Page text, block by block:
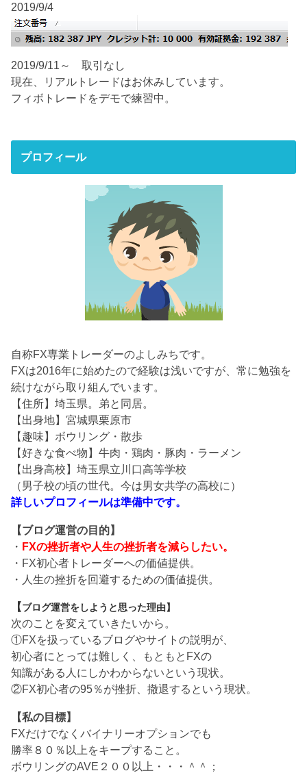
2019/9/4
2019/9/11～ 取引なし
現在、リアルトレードはお休みしています。
フィボトレードをデモで練習中。
プロフィール
自称FX専業トレーダーのよしみちです。
FXは2016年に始めたので経験は浅いですが、常に勉強を
続けながら取り組んでいます。
【住所】埼玉県。弟と同居。
【出身地】宮城県栗原市
【趣味】ボウリング・散歩
【好きな食べ物】牛肉・鶏肉・豚肉・ラーメン
【出身高校】埼玉県立川口高等学校
（男子校の頃の世代。今は男女共学の高校に）
詳しいプロフィールは準備中です。
【ブログ運営の目的】
・ FXの挫折者や人生の挫折者を減らしたい。
・FX初心者トレーダーへの価値提供。
・人生の挫折を回避するための価値提供。
【ブログ運営をしようと思った理由】
次のことを変えていきたいから。
①FXを扱っているブログやサイトの説明が、
初心者にとっては難しく、もともとFXの
知識がある人にしかわからないという現状。
②FX初心者の95％が挫折、撤退するという現状。
【私の目標】
FXだけでなくバイナリーオプションでも
勝率８０％以上をキープすること。
ボウリングのAVE２００以上・・・＾＾；